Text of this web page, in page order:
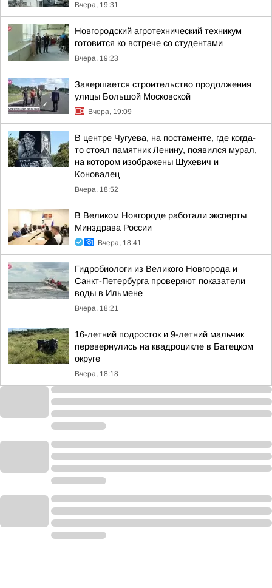
Вчера, 19:31
Новгородский агротехнический техникум
готовится ко встрече со студентами
Вчера, 19:23
Завершается строительство продолжения
улицы Большой Московской
Вчера, 19:09
В центре Чугуева, на постаменте, где когда-
то стоял памятник Ленину, появился мурал,
на котором изображены Шухевич и
Коновалец
Вчера, 18:52
В Великом Новгороде работали эксперты
Минздрава России
Вчера, 18:41
Гидробиологи из Великого Новгорода и
Санкт-Петербурга проверяют показатели
воды в Ильмене
Вчера, 18:21
16-летний подросток и 9-летний мальчик
перевернулись на квадроцикле в Батецком
округе
Вчера, 18:18